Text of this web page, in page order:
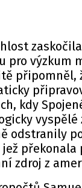
pro výzkum
připomněl,
kdy
odstranily
jež
zdroj z